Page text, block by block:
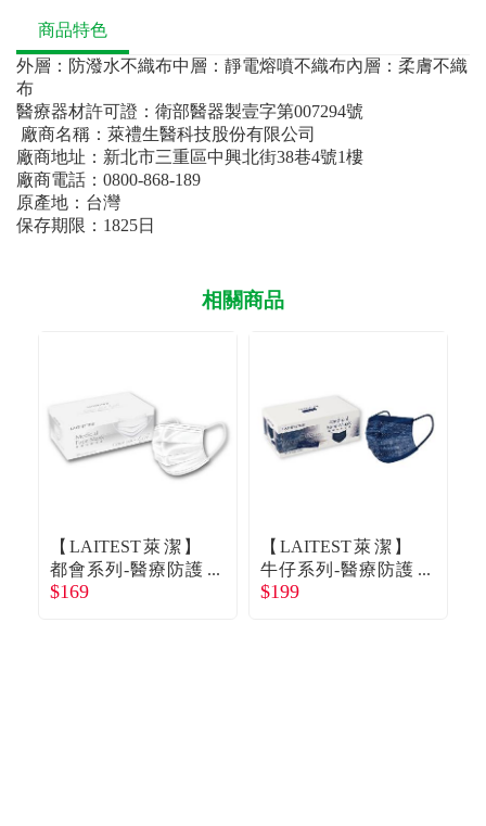
商品特色
外層：防潑水不織布中層：靜電熔噴不織布內層：柔膚不織
布
醫療器材許可證：衛部醫器製壹字第007294號
廠商名稱：萊禮生醫科技股份有限公司
廠商地址：新北市三重區中興北街38巷4號1樓
廠商電話：0800-868-189
原產地：台灣
保存期限：1825日
相關商品
【LAITEST萊潔】
都會系列-醫療防護
口罩(成人)-雪花白-3
$169
【LAITEST萊潔】
牛仔系列-醫療防護
口罩(成人)-金屬藍-3
$199